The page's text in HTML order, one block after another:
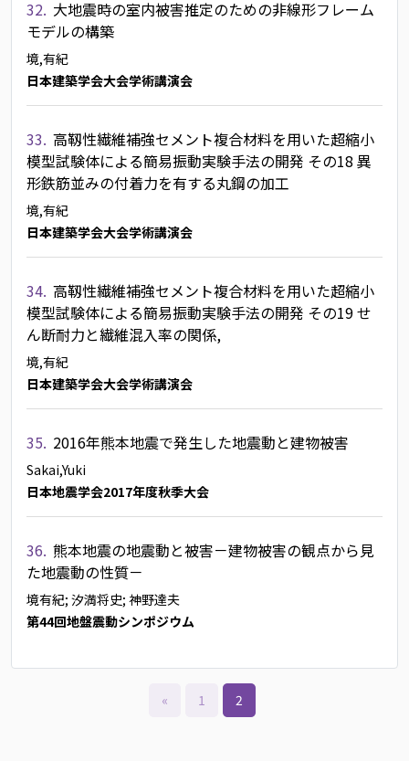
32. 大地震時の室内被害推定のための非線形フレーム
モデルの構築
境,有紀
日本建築学会大会学術講演会
33. 高靱性繊維補強セメント複合材料を用いた超縮小
模型試験体による簡易振動実験手法の開発 その18 異
形鉄筋並みの付着力を有する丸鋼の加工
境,有紀
日本建築学会大会学術講演会
34. 高靱性繊維補強セメント複合材料を用いた超縮小
模型試験体による簡易振動実験手法の開発 その19 せ
ん断耐力と繊維混入率の関係,
境,有紀
日本建築学会大会学術講演会
35. 2016年熊本地震で発生した地震動と建物被害
Sakai,Yuki
日本地震学会2017年度秋季大会
36. 熊本地震の地震動と被害－建物被害の観点から見
た地震動の性質－
境有紀; 汐満将史; 神野達夫
第44回地盤震動シンポジウム
« 1 2